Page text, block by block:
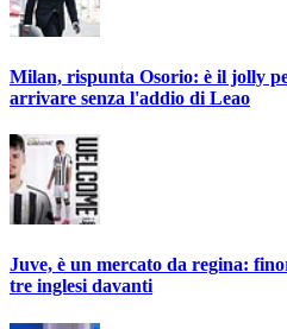
Milan, rispunta Osorio: è il jolly
arrivare senza l'addio di Leao
Juve, è un mercato da regina:
tre inglesi davanti